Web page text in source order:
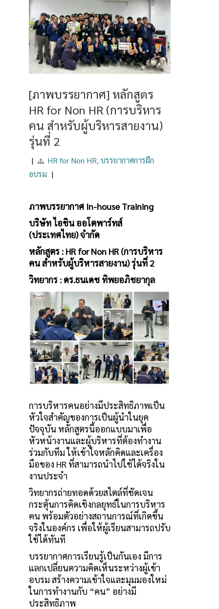
[ภาพบรรยากาศ] หลักสูตร
HR for Non HR (การบริหาร
คน สำหรับผู้บริหารสายงาน)
รุ่นที่ 2
| HR for Non HR, บรรยากาศการฝึก
อบรม |
ภาพบรรยากาศ In-house Training
บริษัท ไอชิน ออโตพาร์ทส์
(ประเทศไทย) จำกัด
หลักสูตร : HR for Non HR (การบริหาร
คน สำหรับผู้บริหารสายงาน) รุ่นที่ 2
วิทยากร : ดร.ธนเดช ทิพยอภิชยากุล
การบริหารคนอย่างมีประสิทธิภาพเป็น
หัวใจสำคัญของการเป็นผู้นำในยุค
ปัจจุบัน หลักสูตรนี้ออกแบบมาเพื่อ
หัวหน้างานและผู้บริหารที่ต้องทำงาน
ร่วมกับทีม ให้เข้าใจหลักคิดและเครื่อง
มือของ HR ที่สามารถนำไปใช้ได้จริงใน
งานประจำ
วิทยากรถ่ายทอดด้วยสไตล์ที่ชัดเจน
กระตุ้นการคิดเชิงกลยุทธ์ในการบริหาร
คน พร้อมตัวอย่างสถานการณ์ที่เกิดขึ้น
จริงในองค์กร เพื่อให้ผู้เรียนสามารถปรับ
ใช้ได้ทันที
บรรยากาศการเรียนรู้เป็นกันเอง มีการ
แลกเปลี่ยนความคิดเห็นระหว่างผู้เข้า
อบรม สร้างความเข้าใจและมุมมองใหม่
ในการทำงานกับ “คน” อย่างมี
ประสิทธิภาพ